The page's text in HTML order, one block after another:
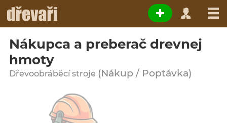
Nákupca a preberač drevnej
hmoty
Dřevoobráběcí stroje (Nákup / Poptávka)